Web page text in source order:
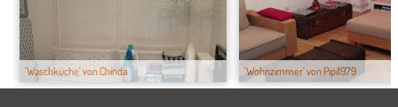
'Waschküche' von Chinda 'Wohnzimmer' von Pipi1979